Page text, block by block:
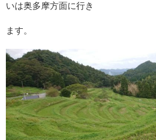
いは奥多摩方面に行き
ます。